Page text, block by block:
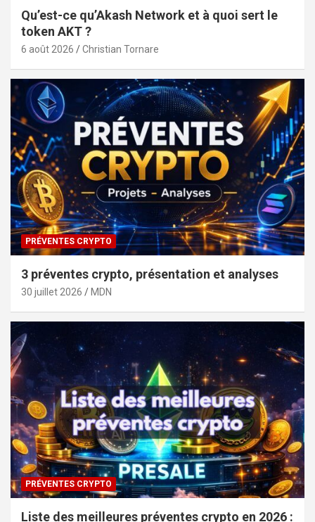
Qu’est-ce qu’Akash Network et à quoi sert le
token AKT ?
6 août 2026 Christian Tornare
PRÉVENTES CRYPTO
3 préventes crypto, présentation et analyses
30 juillet 2026 MDN
PRÉVENTES CRYPTO
Liste des meilleures préventes crypto en 2026 :